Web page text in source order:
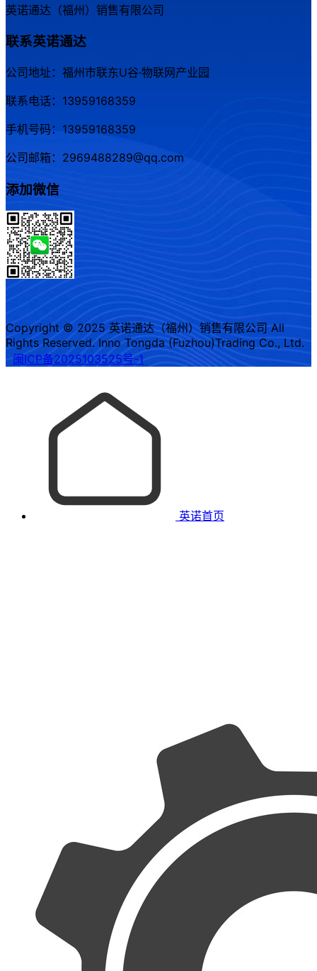
英诺通达（福州）销售有限公司
联系英诺通达
公司地址：福州市联东U谷·物联网产业园
联系电话：13959168359
手机号码：13959168359
公司邮箱：2969488289@qq.com
添加微信
Copyright © 2025 英诺通达（福州）销售有限公司 All
Rights Reserved. Inno Tongda (Fuzhou)Trading Co., Ltd.
闽ICP备2025103525号-1
英诺首页